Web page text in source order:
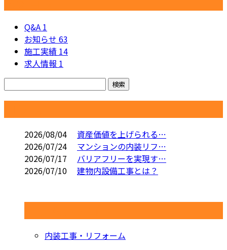
Q&A 1
お知らせ 63
施工実績 14
求人情報 1
2026/08/04
資産価値を上げられる…
2026/07/24
マンションの内装リフ…
2026/07/17
バリアフリーを実現す…
2026/07/10
建物内設備工事とは？
内装工事・リフォーム